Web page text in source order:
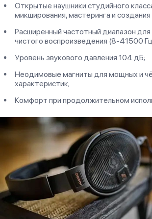
Открытые наушники студийного
микширования, мастеринга и
Расширенный частотный диапазон для
чистого воспроизведения (8-41500
Уровень звукового давления 104 дБ;
Неодимовые магниты для мощных и
характеристик;
Комфорт при продолжительном